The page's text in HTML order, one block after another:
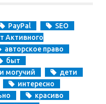
PayPal
SEO
Активного
авторское право
быт
могучий
дети
интересно
красиво